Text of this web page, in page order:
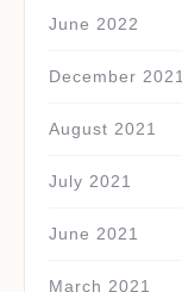
June 2022
December 2021
August 2021
July 2021
June 2021
March 2021